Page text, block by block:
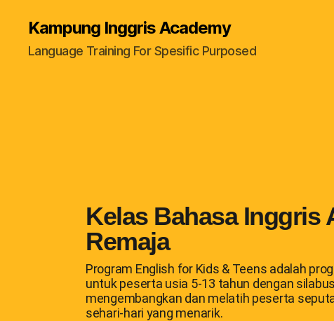
Kampung Inggris Academy
Language Training For Spesific Purposed
Kelas Bahasa Inggris
Remaja
Program English for Kids & Teens adalah
untuk peserta usia 5-13 tahun dengan
mengembangkan dan melatih peserta
sehari-hari yang menarik.